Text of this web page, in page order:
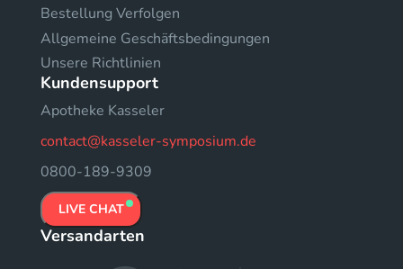
Bestellung Verfolgen
Allgemeine Geschäftsbedingungen
Unsere Richtlinien
Kundensupport
Apotheke Kasseler
contact@kasseler-symposium.de
0800-189-9309
LIVE CHAT
Versandarten